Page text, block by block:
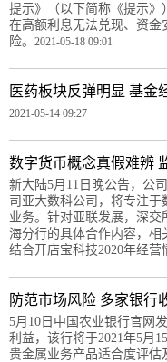
提示》（以下简称《提示
在高额利息无法兑现、资金
险。 2021-05-18 09:01
医药板块反弹明显 基金
2021-05-14 09:27
数字货币概念真假难辨
新大陆5月11日晚公告，公
司亚大数科公司，将专注
业务。针对亚联发展，深
海分行的具体合作内容，
结合开店宝科技2020年经营
防范市场风险 多家银行
5月10日中国农业银行官网
利益，该行将于2021年5月
贵金属业务产品适合度评估